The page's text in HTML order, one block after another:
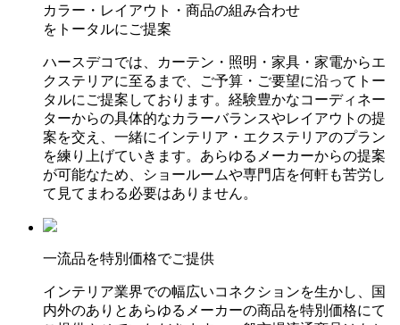
カラー・レイアウト・商品の組み合わせ
をトータルにご提案
ハースデコでは、カーテン・照明・家具・家電からエ
クステリアに至るまで、ご予算・ご要望に沿ってトー
タルにご提案しております。経験豊かなコーディネー
ターからの具体的なカラーバランスやレイアウトの提
案を交え、一緒にインテリア・エクステリアのプラン
を練り上げていきます。あらゆるメーカーからの提案
が可能なため、ショールームや専門店を何軒も苦労し
て見てまわる必要はありません。
一流品を特別価格でご提供
インテリア業界での幅広いコネクションを生かし、国
内外のありとあらゆるメーカーの商品を特別価格にて